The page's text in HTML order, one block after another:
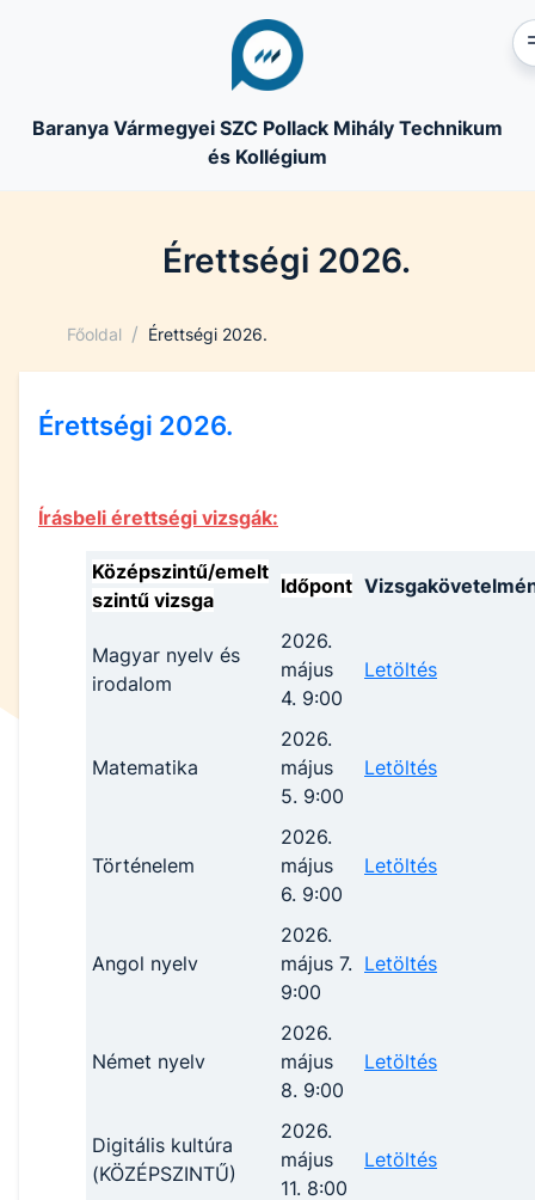
Baranya Vármegyei SZC Pollack Mihály Technikum
és Kollégium
Érettségi 2026.
Főoldal / Érettségi 2026.
Érettségi 2026.
Írásbeli érettségi vizsgák:
Középszintű/emelt
szintű vizsga
Időpont
Magyar nyelv és
irodalom
2026.
május
4. 9:00
Letöltés
Matematika
2026.
május
5. 9:00
Letöltés
Történelem
2026.
május
6. 9:00
Letöltés
Angol nyelv
2026.
május 7.
9:00
Letöltés
Német nyelv
2026.
május
8. 9:00
Letöltés
Digitális kultúra
(KÖZÉPSZINTŰ)
2026.
május
11. 8:00
Letöltés